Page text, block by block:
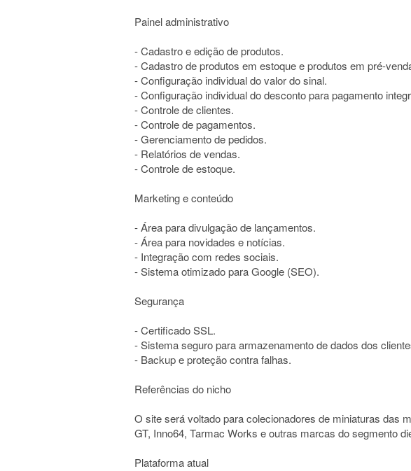
Painel administrativo
- Cadastro e edição de produtos.
- Cadastro de produtos em estoque e produtos em pré-
- Configuração individual do valor do sinal.
- Configuração individual do desconto para pagamento
- Controle de clientes.
- Controle de pagamentos.
- Gerenciamento de pedidos.
- Relatórios de vendas.
- Controle de estoque.
Marketing e conteúdo
- Área para divulgação de lançamentos.
- Área para novidades e notícias.
- Integração com redes sociais.
- Sistema otimizado para Google (SEO).
Segurança
- Certificado SSL.
- Sistema seguro para armazenamento de dados dos
- Backup e proteção contra falhas.
Referências do nicho
O site será voltado para colecionadores de miniaturas das
GT, Inno64, Tarmac Works e outras marcas do segmento
Plataforma atual